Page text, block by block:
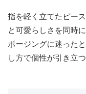
指を軽く立てたピー
と可愛らしさを同時に
ポージングに迷った
し方で個性が引き立つ